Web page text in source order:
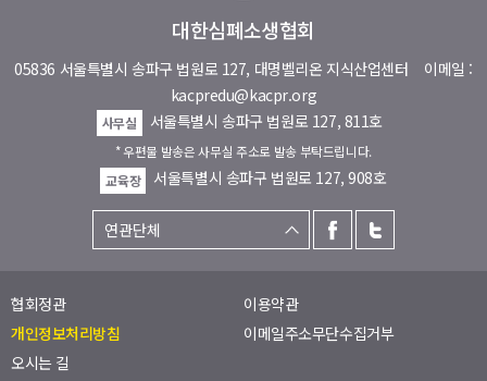
대한심폐소생협회
05836 서울특별시 송파구 법원로 127, 대명벨리온 지식산업센터 이메일 :
kacpredu@kacpr.org
사무실 서울특별시 송파구 법원로 127, 811호
* 우편물 발송은 사무실 주소로 발송 부탁드립니다.
교육장
서울특별시 송파구 법원로 127, 908호
협회정관
이용약관
개인정보처리방침
이메일주소무단수집거부
오시는 길